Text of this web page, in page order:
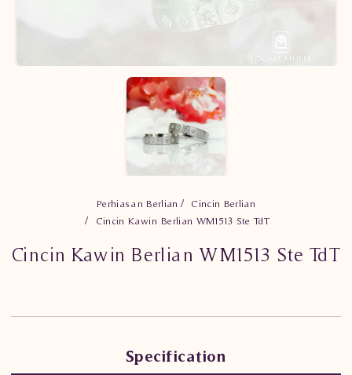
Perhiasan Berlian
Cincin Berlian
Cincin Kawin Berlian WM1513 Ste TdT
Cincin Kawin Berlian WM1513 Ste TdT
Specification